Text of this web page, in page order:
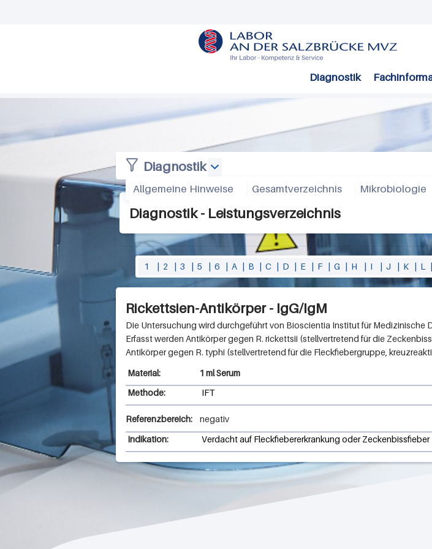
Inhalt
n
R
i
h
e
n
h
a
u
s
e
n
S
Diagnostik
Diagnostik
Allgemeine Hinweise Gesamtverzeichnis Mikrobiologie
Diagnostik - Leistungsverzeichnis
1 | 2 | 3 | 5 | 6 | A | B | C | D | E | F | G | H | I | J | K | L |
Rickettsien-Antikörper - IgG/IgM
Bioscientia Institut für Medizinische
Erfasst werden Antikörper gegen R. rickettsii (stellvertretend für die
Antikörper gegen R. typhi (stellvertretend für die Fleckfiebergruppe,
1 ml Serum
Methode:
IFT
Referenzbereich:
negativ
Indikation:
Verdacht auf Fleckfiebererkrankung oder Zeckenbissfieber